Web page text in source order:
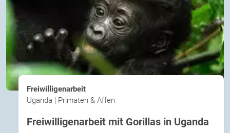
Freiwilligenarbeit
Uganda | Primaten & Affen
Freiwilligenarbeit mit Gorillas in Uganda